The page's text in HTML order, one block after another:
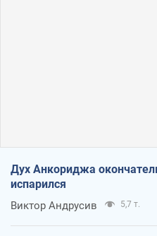
Дух Анкориджа
испарился
Виктор Андрусив 5,7 т.